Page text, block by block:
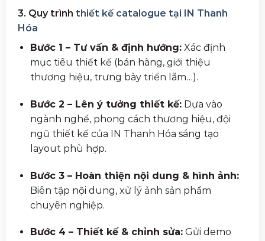
3. Quy trình thiết kế catalogue tại IN Thanh
Hóa
Bước 1 – Tư vấn & định hướng:Xác định
mục tiêu thiết kế (bán hàng, giới thiệu
thương hiệu, trưng bày triển lãm…).
Bước 2 – Lên ý tưởng thiết kế:Dựa vào
ngành nghề, phong cách thương hiệu, đội
ngũ thiết kế của IN Thanh Hóa sáng tạo
layout phù hợp.
Bước 3 – Hoàn thiện nội dung & hình ảnh:
Biên tập nội dung, xử lý ảnh sản phẩm
chuyên nghiệp.
Bước 4 – Thiết kế & chỉnh sửa:Gửi demo